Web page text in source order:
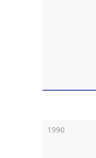
1990